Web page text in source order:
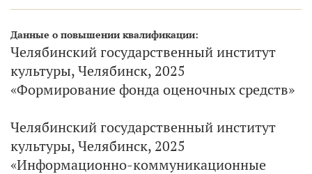
Данные о повышении квалификации:
Челябинский государственный институт
культуры, Челябинск, 2025
«Формирование фонда оценочных средств»
Челябинский государственный институт
культуры, Челябинск, 2025
«Информационно-коммуникационные